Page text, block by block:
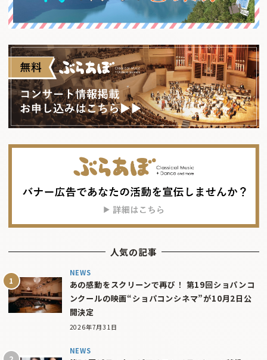
人気の記事
NEWS
あの感動をスクリーンで再び！ 第19回ショパンコ
ンクールの映画“ショパコンシネマ”が10月2日公
開決定
2026年7月31日
NEWS